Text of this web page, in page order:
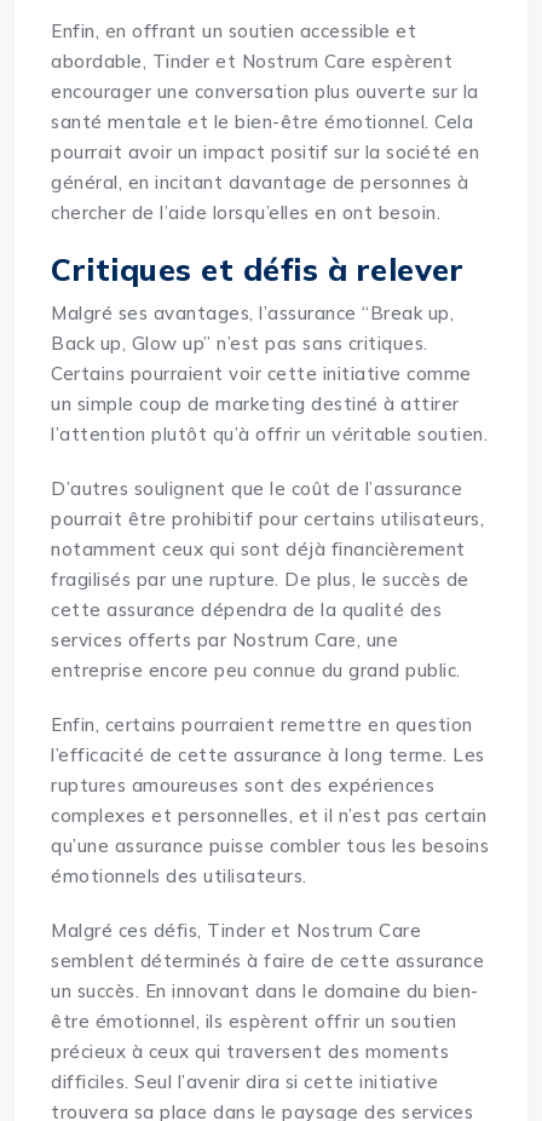
Enfin, en offrant un soutien accessible et
abordable, Tinder et Nostrum Care espèrent
encourager une conversation plus ouverte sur la
santé mentale et le bien-être émotionnel. Cela
pourrait avoir un impact positif sur la société en
général, en incitant davantage de personnes à
chercher de l’aide lorsqu’elles en ont besoin.
Critiques et défis à relever
Malgré ses avantages, l’assurance “Break up,
Back up, Glow up” n’est pas sans critiques.
Certains pourraient voir cette initiative comme
un simple coup de marketing destiné à attirer
l’attention plutôt qu’à offrir un véritable soutien.
D’autres soulignent que le coût de l’assurance
pourrait être prohibitif pour certains utilisateurs,
notamment ceux qui sont déjà financièrement
fragilisés par une rupture. De plus, le succès de
cette assurance dépendra de la qualité des
services offerts par Nostrum Care, une
entreprise encore peu connue du grand public.
Enfin, certains pourraient remettre en question
l’efficacité de cette assurance à long terme. Les
ruptures amoureuses sont des expériences
complexes et personnelles, et il n’est pas certain
qu’une assurance puisse combler tous les besoins
émotionnels des utilisateurs.
Malgré ces défis, Tinder et Nostrum Care
semblent déterminés à faire de cette assurance
un succès. En innovant dans le domaine du bien-
être émotionnel, ils espèrent offrir un soutien
précieux à ceux qui traversent des moments
difficiles. Seul l’avenir dira si cette initiative
trouvera sa place dans le paysage des services